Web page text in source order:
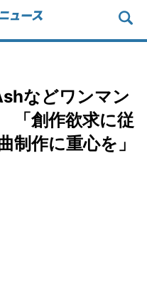
などワンマン
「創作欲求に従
制作に重心を」